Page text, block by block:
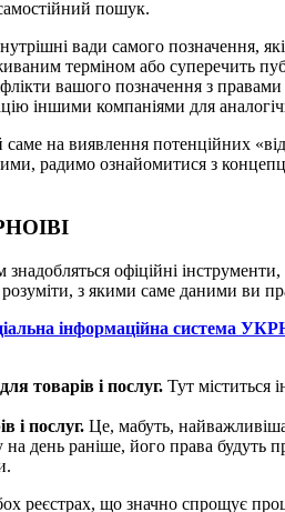
пошук.
вади самого позначення,
терміном або суперечить
вашого позначення з правами
іншими компаніями для
на виявлення потенційних
радимо ознайомитися з
знадобляться офіційні
з якими саме даними ви
інформаційна система
товарів і послуг. Тут міститься
і послуг. Це, мабуть,
день раніше, його права будуть
реєстрах, що значно спрощує